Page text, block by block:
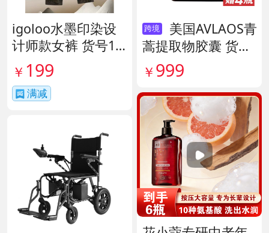
igoloo水墨印染设
计师款女裤 货号14
1653
￥ 199
满减
跨境
美国AVLAOS青
蒿提取物胶囊 货号
140567
￥ 999